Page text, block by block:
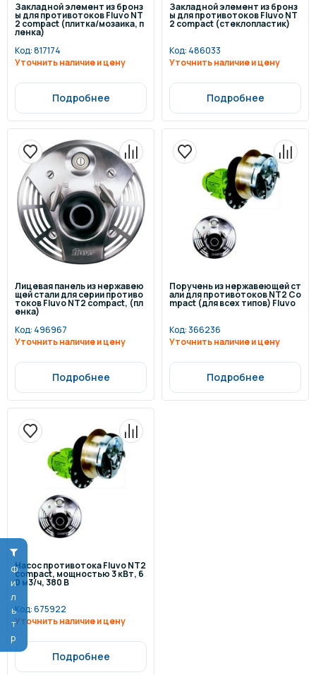
Фильтр
Закладной элемент из бронз
ы для противотоков Fluvo NT
2 compact (плитка/мозаика, п
ленка)
Код:817174
Уточнить наличие и цену
Подробнее
Закладной элемент из бронз
ы для противотоков Fluvo NT
2 compact (стеклопластик)
Код: 486033
Уточнить наличие и цену
Подробнее
Лицевая панель из нержавею
щей стали для серии противо
токов Fluvo NT2 compact, (пл
енка)
Код: 496967
Уточнить наличие и цену
Подробнее
Поручень из нержавеющей ст
али для противотоков NT2 Co
mpact (для всех типов) Fluvo
Код:366236
Уточнить наличие и цену
Подробнее
Насос противотока Fluvo NT2
compact, мощностью 3 кВт, 6
0 м3/ч, 380 В
Код:675922
Уточнить наличие и цену
Подробнее